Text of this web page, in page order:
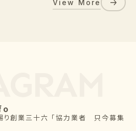
View More
り創業三十六 「協力業者 只今募集